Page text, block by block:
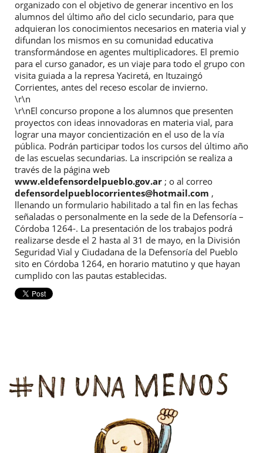
organizado con el objetivo de generar incentivo en los
alumnos del último año del ciclo secundario, para que
adquieran los conocimientos necesarios en materia vial y
difundan los mismos en su comunidad educativa
transformándose en agentes multiplicadores. El premio
para el curso ganador, es un viaje para todo el grupo con
visita guiada a la represa Yaciretá, en Ituzaingó
Corrientes, antes del receso escolar de invierno.
\r\n
\r\nEl concurso propone a los alumnos que presenten
proyectos con ideas innovadoras en materia vial, para
lograr una mayor concientización en el uso de la vía
pública. Podrán participar todos los cursos del último año
de las escuelas secundarias. La inscripción se realiza a
través de la página web
www.eldefensordelpueblo.gov.ar ; o al correo
defensordelpueblocorrientes@hotmail.com ,
llenando un formulario habilitado a tal fin en las fechas
señaladas o personalmente en la sede de la Defensoría –
Córdoba 1264-. La presentación de los trabajos podrá
realizarse desde el 2 hasta al 31 de mayo, en la División
Seguridad Vial y Ciudadana de la Defensoría del Pueblo
sito en Córdoba 1264, en horario matutino y que hayan
cumplido con las pautas establecidas.